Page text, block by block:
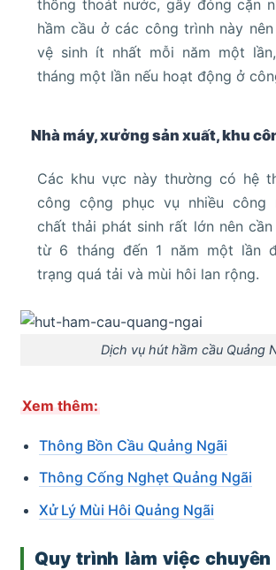
thống thoát nước, gây đóng cặn
hầm cầu ở các công trình này
vệ sinh ít nhất mỗi năm một
tháng một lần nếu hoạt động ở
Nhà máy, xưởng sản xuất, khu
Các khu vực này thường có hệ
công cộng phục vụ nhiều công
chất thải phát sinh rất lớn nên cần
từ 6 tháng đến 1 năm một lần
trạng quá tải và mùi hôi lan rộng.
Dịch vụ hút hầm cầu Quảng
Xem thêm:
Thông Bồn Cầu Quảng Ngãi
Thông Cống Nghẹt Quảng Ngãi
Xử Lý Mùi Hôi Quảng Ngãi
Quy trình làm việc chuyên